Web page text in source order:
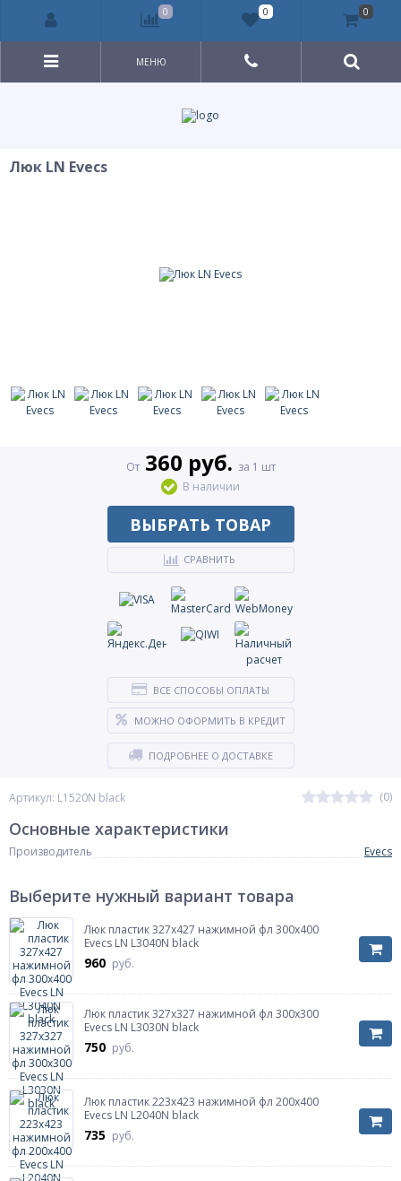
МЕНЮ
Люк LN Evecs
Артикул: L1520N black (0)
От360 руб. за 1 шт
В наличии
ВЫБРАТЬ ТОВАР
СРАВНИТЬ
ВСЕ СПОСОБЫ ОПЛАТЫ
МОЖНО ОФОРМИТЬ В КРЕДИТ
ПОДРОБНЕЕ О ДОСТАВКЕ
Основные характеристики
Производитель Evecs
Выберите нужный вариант товара
Люк пластик 327х427 нажимной фл 300х400
Evecs LN L3040N black
960 руб.
Люк пластик 327х327 нажимной фл 300х300
Evecs LN L3030N black
750 руб.
Люк пластик 223х423 нажимной фл 200х400
Evecs LN L2040N black
735 руб.
0 0 0